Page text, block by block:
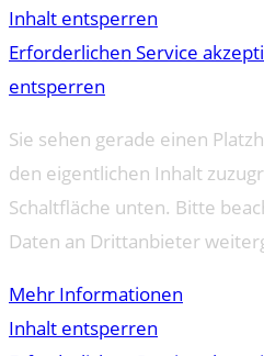
Inhalt entsperren
Erforderlichen Service
entsperren
Sie sehen gerade einen
den eigentlichen Inhalt
Schaltfläche unten. Bitte
Daten an Drittanbieter
Mehr Informationen
Inhalt entsperren